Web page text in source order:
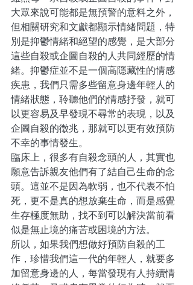
大眾來說可能都是無預警的意料之外，
但相關研究和文獻都顯示情緒問題，特
別是抑鬱情緒和絕望的感覺，是大部分
這些自殺或企圖自殺的人共同經歷的情
緒。抑鬱症並不是一個高隱藏性的情感
疾患，我們只需多些留意身邊年輕人的
情緒狀態，聆聽他們的情感抒發，就可
以更容易及早發現不尋常的表現，以及
企圖自殺的徵兆，那就可以更有效預防
不幸的事情發生。
臨床上，很多有自殺念頭的人，其實也
願意告訴親友他們有了結自己生命的念
頭。這並不是因為軟弱，也不代表不怕
死，更不是真的想放棄生命，而是感覺
生存極度無助，找不到可以解決當前看
似是無止境的痛苦或困境的方法。
所以，如果我們想做好預防自殺的工
作，珍惜我們這一代的年輕人，就要多
加留意身邊的人，每當發現有人持續情